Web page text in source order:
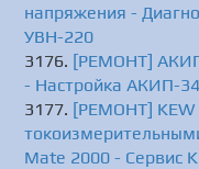
напряжения -
УВН-220
[РЕМОНТ]
- Настройка АКИП-
[РЕМОНТ] KEW
Mate 2000 - Сервис